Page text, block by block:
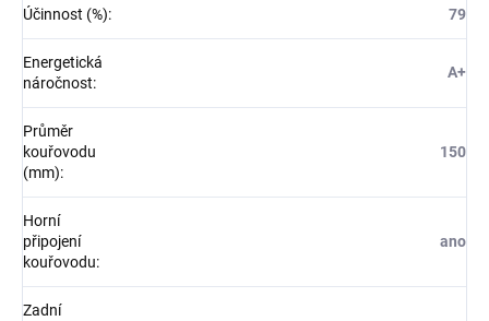
Účinnost (%): 79
Energetická
náročnost:
A+
Průměr
kouřovodu
(mm):
150
Horní
připojení
kouřovodu:
ano
Zadní